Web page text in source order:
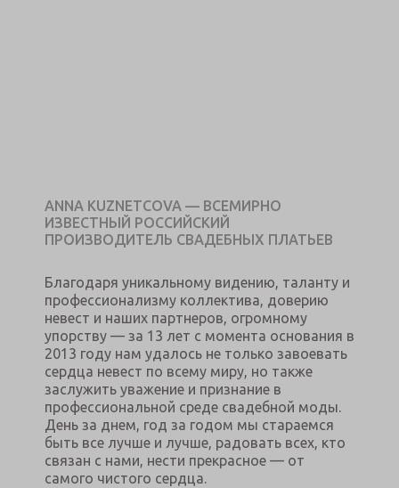
ANNA KUZNETCOVA — ВСЕМИРНО
ИЗВЕСТНЫЙ РОССИЙСКИЙ
ПРОИЗВОДИТЕЛЬ СВАДЕБНЫХ ПЛАТЬЕВ
Благодаря уникальному видению, таланту и
профессионализму коллектива, доверию
невест и наших партнеров, огромному
упорству — за 13 лет с момента основания в
2013 году нам удалось не только завоевать
сердца невест по всему миру, но также
заслужить уважение и признание в
профессиональной среде свадебной моды.
День за днем, год за годом мы стараемся
быть все лучше и лучше, радовать всех, кто
связан с нами, нести прекрасное — от
самого чистого сердца.